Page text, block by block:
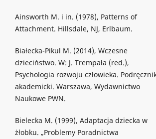
Ainsworth M. i in. (1978), Patterns of
Attachment. Hillsdale, NJ, Erlbaum.
Białecka-Pikul M. (2014), Wczesne
dzieciństwo. W: J. Trempała (red.),
Psychologia rozwoju człowieka.
akademicki. Warszawa, Wydawnictwo
Naukowe PWN.
Bielecka M. (1999), Adaptacja dziecka w
żłobku. „Problemy Poradnictwa